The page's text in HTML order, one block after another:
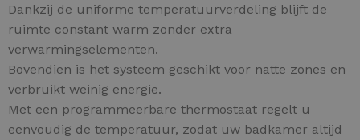
Dankzij de uniforme temperatuurverdeling blijft de
ruimte constant warm zonder extra
verwarmingselementen.
Bovendien is het systeem geschikt voor natte zones en
verbruikt weinig energie.
Met een programmeerbare thermostaat regelt u
eenvoudig de temperatuur, zodat uw badkamer altijd